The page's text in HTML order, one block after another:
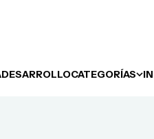
DESARROLLOCATEGORÍAS